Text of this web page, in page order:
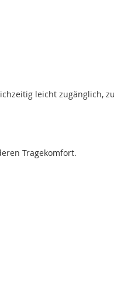
leicht zugänglich,
Tragekomfort.